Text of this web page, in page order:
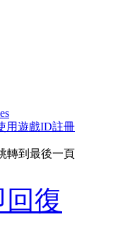
用遊戲ID註冊
轉到最後一頁
復